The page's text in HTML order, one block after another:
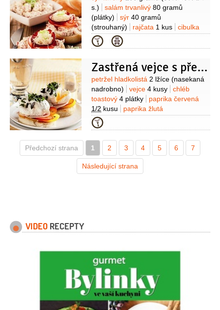
s.)
salám trvanlivý 80 gramů
(plátky)
sýr 40 gramů
(strouhaný)
rajčata 1 kus
cibulka
jarní
1 kus
1 lžíce (změklé)
pepř černý
Kategorie
Zastřená vejce s přelivem
Suroviny
petržel hladkolistá 2 lžíce (nasekaná
nadrobno)
vejce 4 kusy
chléb
toastový 4 plátky
paprika červená
1/2 kusu
paprika žlutá
1/2kusu
2 lžíce
olivy černé50 gramů (bez
zakysaná
1 decilitr
česnek
1 stroužek
paprika chilli 1 kus
pepř
černý(mletý) sůl
Kategorie
Předchozí strana 1 2 3 4 5 6 7
Následující strana
VIDEO RECEPTY